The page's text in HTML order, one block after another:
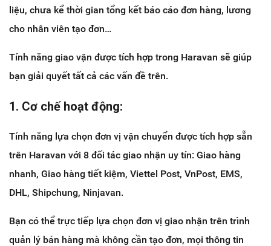
liệu, chưa kể thời gian tổng kết báo cáo đơn hàng, lương
cho nhân viên tạo đơn…
Tính năng giao vận được tích hợp trong Haravan sẽ giúp
bạn giải quyết tất cả các vấn đề trên.
1. Cơ chế hoạt động:
Tính năng lựa chọn đơn vị vận chuyển được tích hợp sẵn
trên Haravan với 8 đối tác giao nhận uy tín: Giao hàng
nhanh, Giao hàng tiết kiệm, Viettel Post, VnPost, EMS,
DHL, Shipchung, Ninjavan.
Bạn có thể trực tiếp lựa chọn đơn vị giao nhận trên trình
quản lý bán hàng mà không cần tạo đơn, mọi thông tin